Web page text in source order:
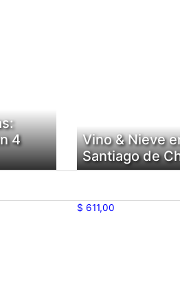
4
Vino & Nieve
Santiago de
$ 611,00